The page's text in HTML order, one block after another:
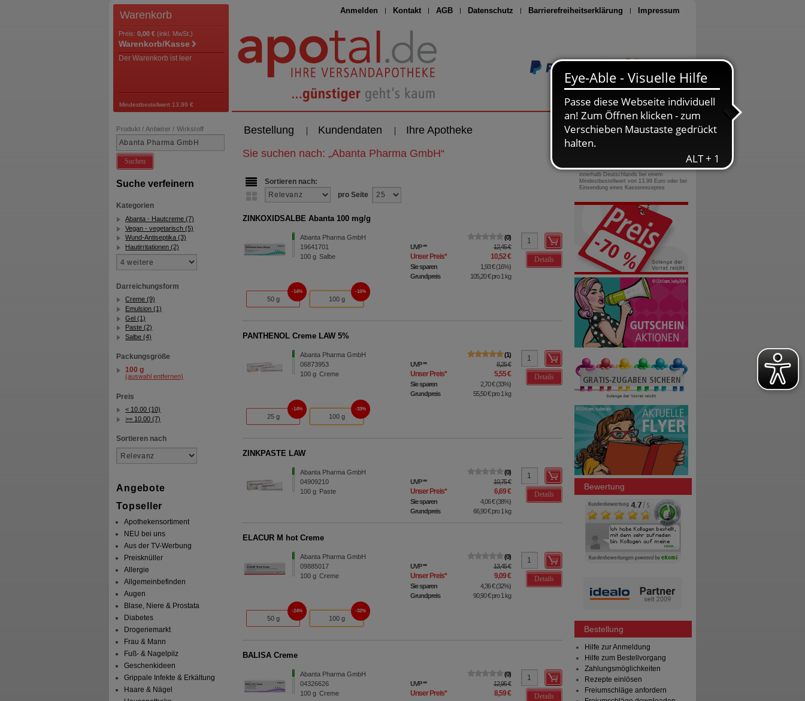
Anmelden Kontakt AGB Datenschutz Barrierefreiheitserklärung Impressum
Seite drucken
Warenkorb
Preis: 0,00 € (inkl. MwSt.)
Warenkorb/Kasse
Der Warenkorb ist leer
Mindestbestellwert 13,99 €
Bestellung Kundendaten Ihre Apotheke
Produkt / Anbieter / Wirkstoff
Suchen
Suche verfeinern
Kategorien
Abanta - Hautcreme (7)
Vegan - vegetarisch (5)
Wund-Antiseptika (3)
Hautirritationen (2)
Darreichungsform
Creme (9)
Emulsion (1)
Gel (1)
Paste (2)
Salbe (4)
Packungsgröße
100 g
(auswahl entfernen)
Preis
< 10.00 (10)
>= 10.00 (7)
Sortieren nach
Angebote
Topseller
Apothekensortiment
NEU bei uns
Aus der TV-Werbung
Preisknüller
Allergie
Allgemeinbefinden
Augen
Blase, Niere & Prostata
Diabetes
Drogeriemarkt
Frau & Mann
Fuß- & Nagelpilz
Geschenkideen
Grippale Infekte & Erkältung
Haare & Nägel
Sie suchen nach: „Abanta Pharma GmbH“
Sortieren nach:
pro Seite
ZINKOXIDSALBE Abanta 100 mg/g
Abanta Pharma GmbH
19641701
100g Salbe
0
UVP** 12,45 €
Unser Preis* 10,52 €
Sie sparen 1,93 €(16%)
Grundpreis
105,20 €pro 1 kg
Details
50 g
14%
100 g
16%
PANTHENOL Creme LAW 5%
Abanta Pharma GmbH
06873953
100g Creme
1
UVP** 8,25 €
Unser Preis* 5,55 €
Sie sparen 2,70 €(33%)
Grundpreis
55,50 €pro 1 kg
Details
25 g
14%
100 g
33%
ZINKPASTE LAW
Abanta Pharma GmbH
04909210
100g Paste
0
UVP** 10,75 €
Unser Preis* 6,69 €
Sie sparen 4,06 €(38%)
Grundpreis
66,90 €pro 1 kg
Details
ELACUR M hot Creme
Abanta Pharma GmbH
09885017
100g Creme
0
UVP** 13,45 €
Unser Preis* 9,09 €
Sie sparen 4,36 €(32%)
Grundpreis
90,90 €pro 1 kg
Details
50 g
24%
100 g
32%
BALISA Creme
Abanta Pharma GmbH
04326626
100g Creme
0
UVP** 12,95 €
Unser Preis* 8,59 € Details
0800-10 11 422
gebührenfreie Rufnummer
innerhalb Deutschlands bei einem
Mindestbestellwert von 13,99 Euro oder bei
Einsendung eines Kassenrezeptes
Bewertung
Bestellung
Hilfe zur Anmeldung
Hilfe zum Bestellvorgang
Zahlungsmöglichkeiten
Rezepte einlösen
Freiumschläge anfordern